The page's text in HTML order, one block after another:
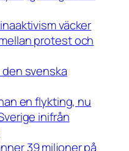
väcker
protest och
svenska
en flykting, nu
inifrån
39 miljoner på